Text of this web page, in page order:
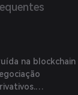
na blockchain